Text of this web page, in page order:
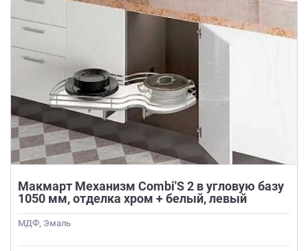
Макмарт Механизм Combi'S 2 в угловую базу
1050 мм, отделка хром + белый, левый
МДФ, Эмаль